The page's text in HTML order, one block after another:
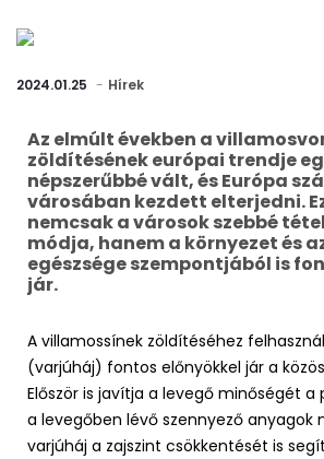
2024.01.25 Hírek
Az elmúlt években a
zöldítésének európai trendje
népszerűbbé vált, és Európa
városában kezdett elterjedni.
nemcsak a városok szebbé
módja, hanem a környezet és
egészsége szempontjából is
jár.
A villamossínek zöldítéséhez
(varjúháj) fontos előnyökkel jár a
Először is javítja a levegő minőségét a
a levegőben lévő szennyező anyagok
varjúháj a zajszint csökkentését is